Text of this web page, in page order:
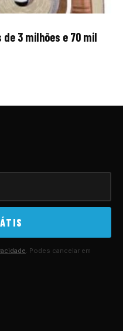
de 3 milhões e 70 mil
. Podes cancelar em